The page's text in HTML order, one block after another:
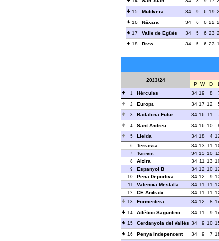
15
Mutilvera 34 9 6 19
16
Náxara 34 6 6 22
17
Valle de Egüés 34 5 6 23
18
Brea 34 5 6 23
2023/24
P W D
1
Hércules 34 19 8
2
Europa 34 17 12
3
Badalona Futur 34 16 11
4
Sant Andreu 34 16 10
5
Lleida 34 18 4
6
Terrassa 34 13 11
7
Torrent 34 13 10
8
Alzira 34 11 13
9
Espanyol B 34 12 10
10
Peña Deportiva 34 12 9
11
Valencia Mestalla 34 11 11
12
CE Andratx 34 11 11
13
Formentera 34 12 8
14
Atlético Saguntino 34 11 9
15
Cerdanyola del Vallès 34 9 10
16
Penya Independent 34 9 7